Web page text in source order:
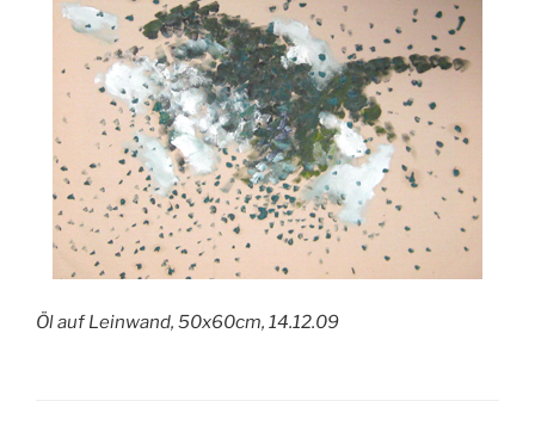
Öl auf Leinwand, 50x60cm, 14.12.09